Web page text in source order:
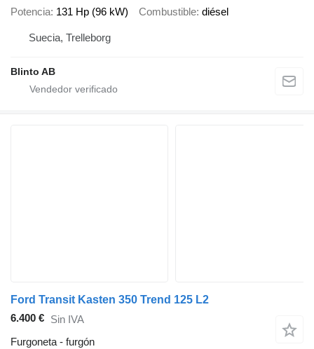
Potencia 131 Hp (96 kW) Combustible diésel
Suecia, Trelleborg
Blinto AB
Ford Transit Kasten 350 Trend 125 L2
6.400 € Sin IVA
Furgoneta - furgón